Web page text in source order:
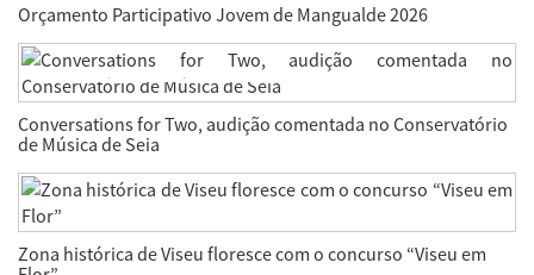
Orçamento Participativo Jovem de Mangualde 2026
Conversations for Two, audição comentada no Conservatório
de Música de Seia
Zona histórica de Viseu floresce com o concurso “Viseu em